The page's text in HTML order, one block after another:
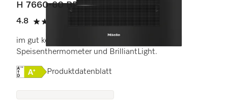
H 7660-60 BP
4.8
4.8 von 5 Sternen
im gut kombinierbaren Design mit
Speisenthermometer und BrilliantLight.
Onlinelabel Image, Energielabel
Produktdatenblatt